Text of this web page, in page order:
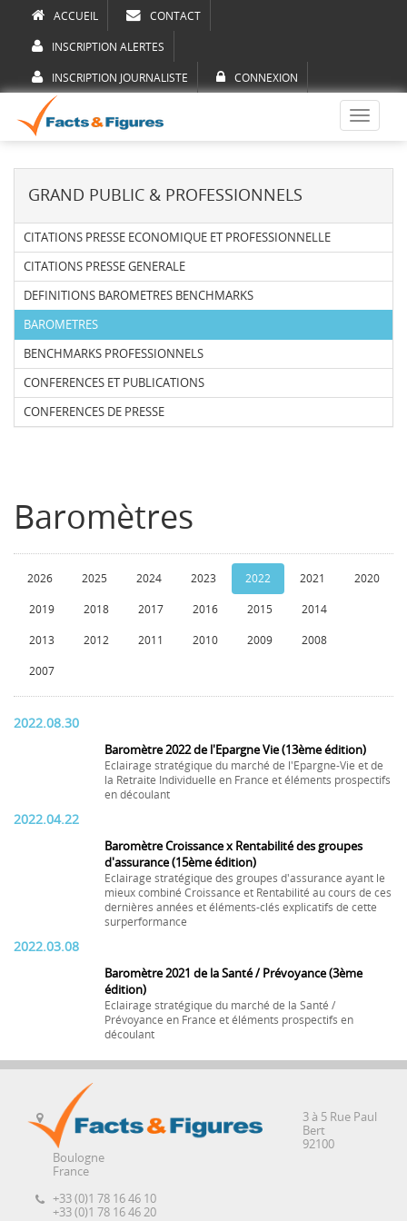
ACCUEIL CONTACT
INSCRIPTION ALERTES
INSCRIPTION JOURNALISTE CONNEXION
Toggle
GRAND PUBLIC & PROFESSIONNELS
CITATIONS PRESSE ECONOMIQUE ET PROFESSIONNELLE
CITATIONS PRESSE GENERALE
DEFINITIONS BAROMETRES BENCHMARKS
BAROMETRES
BENCHMARKS PROFESSIONNELS
CONFERENCES ET PUBLICATIONS
CONFERENCES DE PRESSE
Baromètres
2026 2025 2024 2023 2022 2021 2020
2019 2018 2017 2016 2015 2014
2013 2012 2011 2010 2009 2008
2007
2022.08.30
Baromètre 2022 de l'Epargne Vie (13ème édition)
Eclairage stratégique du marché de l'Epargne-Vie et de
la Retraite Individuelle en France et éléments prospectifs
en découlant
2022.04.22
Baromètre Croissance x Rentabilité des groupes
d'assurance (15ème édition)
Eclairage stratégique des groupes d'assurance ayant le
mieux combiné Croissance et Rentabilité au cours de ces
dernières années et éléments-clés explicatifs de cette
surperformance
2022.03.08
Baromètre 2021 de la Santé / Prévoyance (3ème
édition)
Eclairage stratégique du marché de la Santé /
Prévoyance en France et éléments prospectifs en
découlant
3 à 5 Rue Paul
Bert
92100
Boulogne
France
+33 (0)1 78 16 46 10
+33 (0)1 78 16 46 20